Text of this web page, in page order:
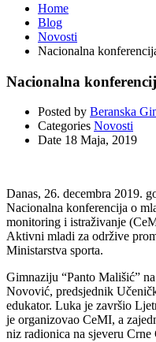
Home
Blog
Novosti
Nacionalna
Nacionalna
Posted by Beranska
Categories Novosti
Date 18 Maja, 2019
Danas, 26. decembra 2019.
Nacionalna konferencija o
monitoring i istraživanje
Aktivni mladi za održive
Ministarstva sporta.
Gimnaziju “Panto Mališić”
Novović, predsjednik
edukator. Luka je završio
je organizovao CeMI, a
niz radionica na sjeveru Crne